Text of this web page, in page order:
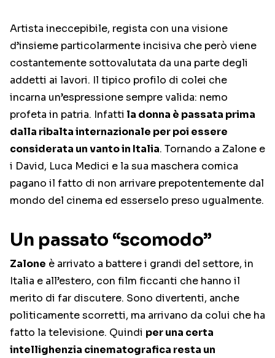
Artista ineccepibile, regista con una visione
d’insieme particolarmente incisiva che però viene
costantemente sottovalutata da una parte degli
addetti ai lavori. Il tipico profilo di colei che
incarna un’espressione sempre valida: nemo
profeta in patria. Infatti la donna è passata prima
dalla ribalta internazionale per poi essere
considerata un vanto in Italia. Tornando a Zalone e
i David, Luca Medici e la sua maschera comica
pagano il fatto di non arrivare prepotentemente dal
mondo del cinema ed esserselo preso ugualmente.
Un passato “scomodo”
Zalone è arrivato a battere i grandi del settore, in
Italia e all’estero, con film ficcanti che hanno il
merito di far discutere. Sono divertenti, anche
politicamente scorretti, ma arrivano da colui che ha
fatto la televisione. Quindi per una certa
intellighenzia cinematografica resta un